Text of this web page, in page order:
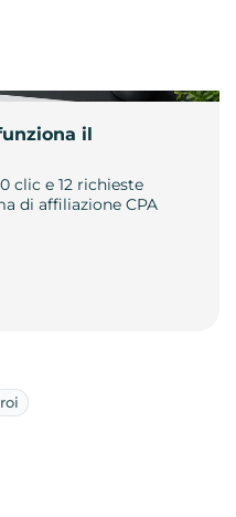
il
clic e 12 richieste
di affiliazione CPA
roi